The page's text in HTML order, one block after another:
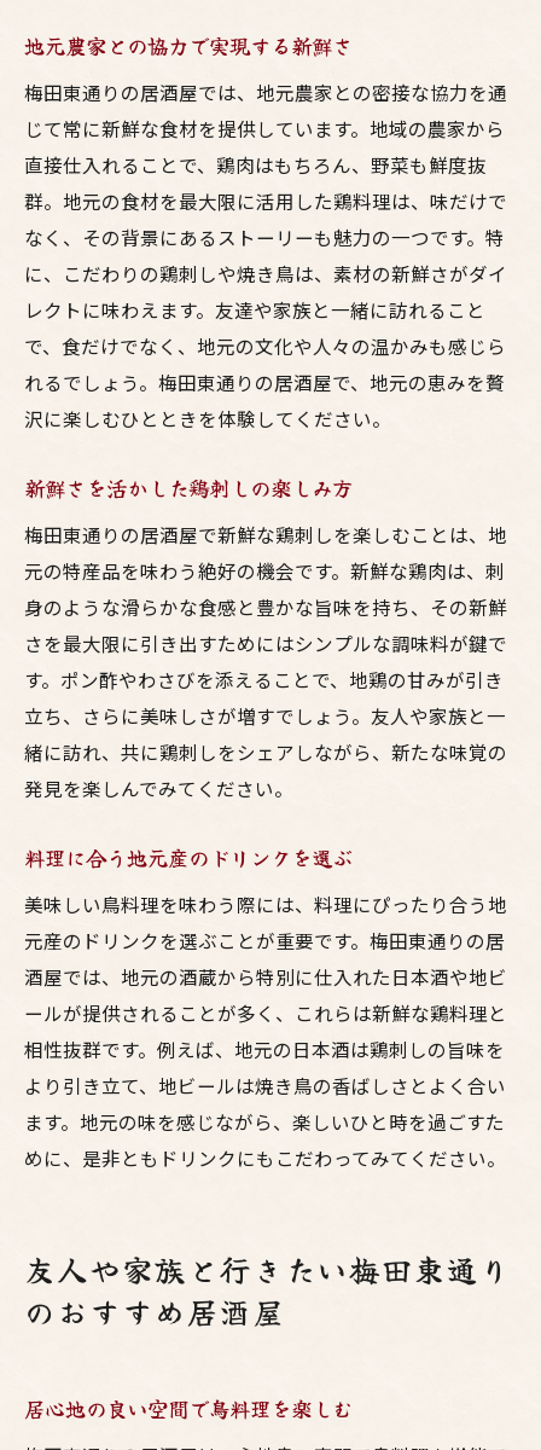
地元農家との協力で実現する新鮮さ
梅田東通りの居酒屋では、地元農家との密接な協力を通
じて常に新鮮な食材を提供しています。地域の農家から
直接仕入れることで、鶏肉はもちろん、野菜も鮮度抜
群。地元の食材を最大限に活用した鶏料理は、味だけで
なく、その背景にあるストーリーも魅力の一つです。特
に、こだわりの鶏刺しや焼き鳥は、素材の新鮮さがダイ
レクトに味わえます。友達や家族と一緒に訪れること
で、食だけでなく、地元の文化や人々の温かみも感じら
れるでしょう。梅田東通りの居酒屋で、地元の恵みを贅
沢に楽しむひとときを体験してください。
新鮮さを活かした鶏刺しの楽しみ方
梅田東通りの居酒屋で新鮮な鶏刺しを楽しむことは、地
元の特産品を味わう絶好の機会です。新鮮な鶏肉は、刺
身のような滑らかな食感と豊かな旨味を持ち、その新鮮
さを最大限に引き出すためにはシンプルな調味料が鍵で
す。ポン酢やわさびを添えることで、地鶏の甘みが引き
立ち、さらに美味しさが増すでしょう。友人や家族と一
緒に訪れ、共に鶏刺しをシェアしながら、新たな味覚の
発見を楽しんでみてください。
料理に合う地元産のドリンクを選ぶ
美味しい鳥料理を味わう際には、料理にぴったり合う地
元産のドリンクを選ぶことが重要です。梅田東通りの居
酒屋では、地元の酒蔵から特別に仕入れた日本酒や地ビ
ールが提供されることが多く、これらは新鮮な鶏料理と
相性抜群です。例えば、地元の日本酒は鶏刺しの旨味を
より引き立て、地ビールは焼き鳥の香ばしさとよく合い
ます。地元の味を感じながら、楽しいひと時を過ごすた
めに、是非ともドリンクにもこだわってみてください。
友人や家族と行きたい梅田東通り
のおすすめ居酒屋
居心地の良い空間で鳥料理を楽しむ